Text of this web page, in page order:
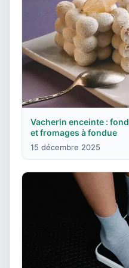
Vacherin enceinte :
et fromages à fondue
15 décembre 2025